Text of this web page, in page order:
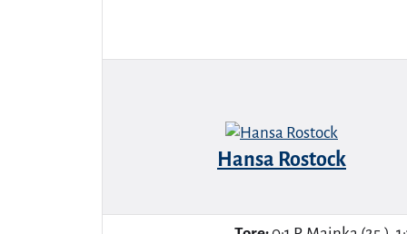
Hansa Rostock